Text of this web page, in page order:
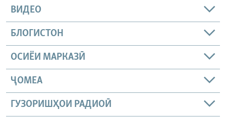
ВИДЕО
БЛОГИСТОН
ОСИЁИ МАРКАЗӢ
ҶОМEА
ГУЗОРИШҲОИ РАДИОӢ